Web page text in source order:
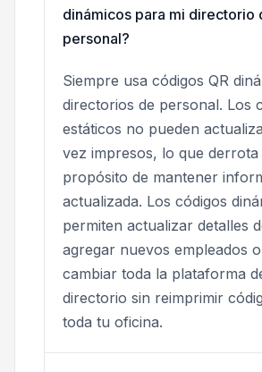
dinámicos para mi directorio
personal?
Siempre usa códigos QR
directorios de personal. Los
estáticos no pueden
vez impresos, lo que derrota
propósito de mantener
actualizada. Los códigos
permiten actualizar detalles
agregar nuevos empleados
cambiar toda la plataforma
directorio sin reimprimir
toda tu oficina.